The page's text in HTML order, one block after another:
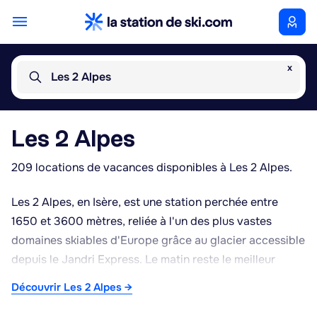
x
Les 2 Alpes
Les 2 Alpes
209 locations de vacances disponibles à Les 2 Alpes.
Les 2 Alpes, en Isère, est une station perchée entre
1650 et 3600 mètres, reliée à l'un des plus vastes
domaines skiables d'Europe grâce au glacier accessible
depuis le Jandri Express. Le matin reste le meilleur
moins fréquentées, avant l'affluence de la journée. Été
Découvrir Les 2 Alpes →